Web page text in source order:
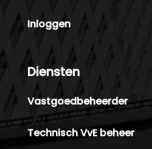
Inloggen
Diensten
Vastgoedbeheerder
Technisch VvE beheer